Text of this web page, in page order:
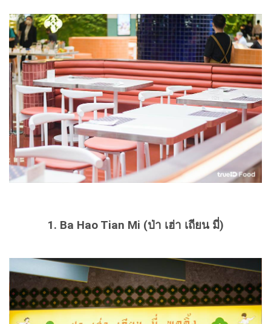
1. Ba Hao Tian Mi (ป่า เฮ่า เถียน มี่)